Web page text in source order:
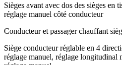
Sièges avant avec dos des sièges en
réglage manuel côté conducteur
Conducteur et passager chauffant
Siège conducteur réglable en 4
réglage manuel, réglage longitudinal